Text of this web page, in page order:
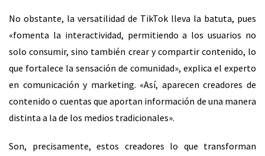
No obstante, la versatilidad de TikTok lleva la batuta, pues
«fomenta la interactividad, permitiendo a los usuarios no
solo consumir, sino también crear y compartir contenido, lo
que fortalece la sensación de comunidad», explica el experto
en comunicación y marketing. «Así, aparecen creadores de
contenido o cuentas que aportan información de una manera
distinta a la de los medios tradicionales».
Son, precisamente, estos creadores lo que transforman